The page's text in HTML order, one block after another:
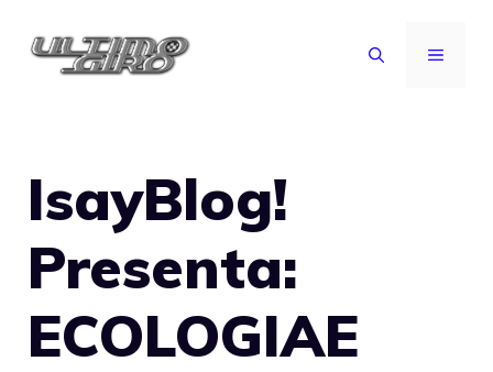
MENU
IsayBlog!
Presenta:
ECOLOGIAE